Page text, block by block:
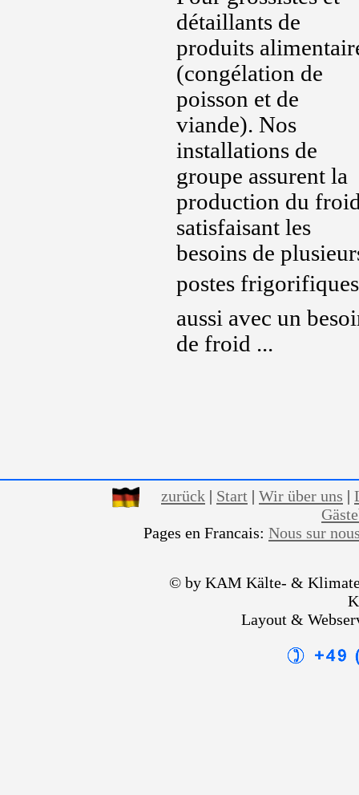
détaillants de
produits
(congélation de
poisson et de
viande). Nos
installations de
groupe assurent la
production du
satisfaisant les
besoins de
postes frigorifiques
aussi avec un
de froid ...
zurück | Start | Wir über uns |
Pages en Francais: Nous sur
© by KAM Kälte- &
Layout &